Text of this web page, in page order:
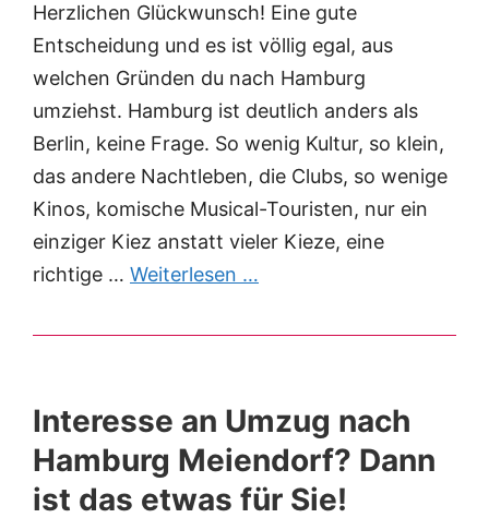
Herzlichen Glückwunsch! Eine gute
Entscheidung und es ist völlig egal, aus
welchen Gründen du nach Hamburg
umziehst. Hamburg ist deutlich anders als
Berlin, keine Frage. So wenig Kultur, so klein,
das andere Nachtleben, die Clubs, so wenige
Kinos, komische Musical-Touristen, nur ein
einziger Kiez anstatt vieler Kieze, eine
richtige … Weiterlesen …
Interesse an Umzug nach
Hamburg Meiendorf? Dann
ist das etwas für Sie!